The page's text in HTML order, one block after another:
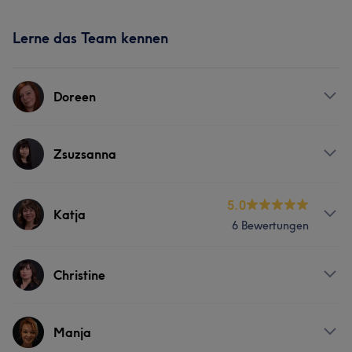
Lerne das Team kennen
Doreen
ServicesZsuzsanna
Services
Katja
5.0
6 Bewertungen
ServicesChristine
ServicesManja